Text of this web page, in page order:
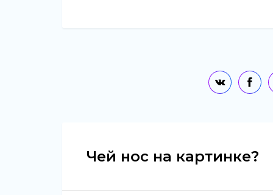
Чей нос на картинке?